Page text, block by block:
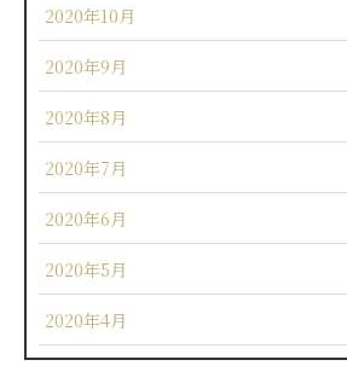
2020年10月
2020年9月
2020年8月
2020年7月
2020年6月
2020年5月
2020年4月